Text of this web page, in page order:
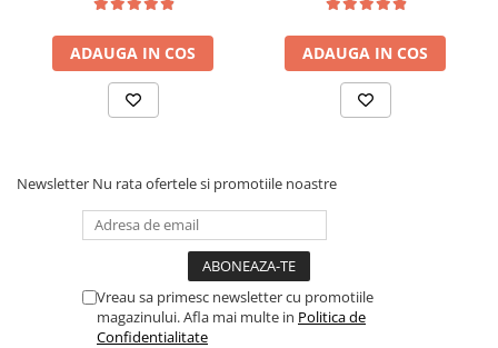
saltea ferm, negru
ADAUGA IN COS
tip Bonell, fata vara-iarna,
sistem de aerisire cu
butoni, Salt Confort
ADAUGA IN COS
Newsletter Nu rata ofertele si promotiile noastre
Vreau sa primesc newsletter cu promotiile
magazinului. Afla mai multe in Politica de
Confidentialitate